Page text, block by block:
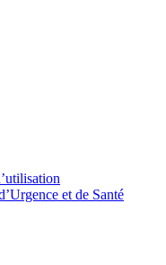
et de Santé